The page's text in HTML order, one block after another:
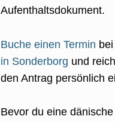
Aufenthaltsdokument.
Buche einen Termin bei
in Sonderborg und
den Antrag persönlich
Bevor du eine dänische